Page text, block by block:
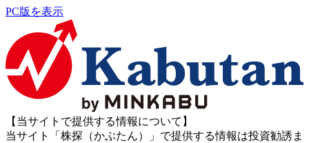
PC版を表示
【当サイトで提供する情報について】
当サイト「株探（かぶたん）」で提供する情報は投資勧誘ま